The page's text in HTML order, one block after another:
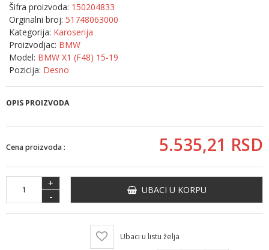
Šifra proizvoda: 150204833
Orginalni broj: 51748063000
Kategorija: Karoserija
Proizvodjac: BMW
Model: BMW X1 (F48) 15-19
Pozicija: Desno
OPIS PROIZVODA
Cena proizvoda : 5.535,21 RSD
+
-
UBACI U KORPU
Ubaci u listu želja